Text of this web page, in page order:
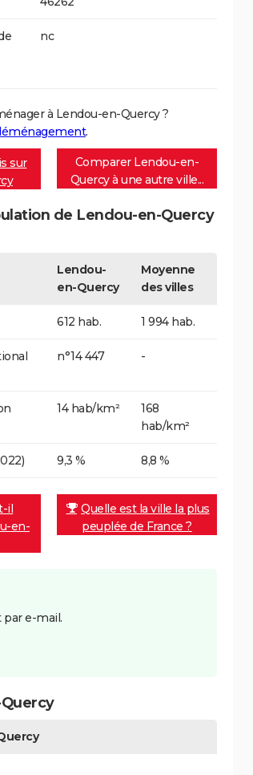
nc
à Lendou-en-Quercy ?
.
sur
Comparer Lendou-en-
Quercy à une autre ville...
de Lendou-en-Quercy
Lendou-
en-Quercy
Moyenne
des villes
612 hab. 1 994 hab.
n°14 447 -
14 hab/km²
168
hab/km²
9,3 % 8,8 %
il
en-
Quelle est la ville la plus
peuplée de France ?
e-mail.